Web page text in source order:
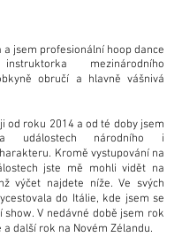
a jsem profesionální hoop dance
mezinárodního
obručí a hlavně vášnivá
od roku 2014 a od té doby jsem
událostech národního i
Kromě vystupování na
jste mě mohli vidět na
výčet najdete níže. Ve svých
do Itálie, kde jsem se
show. V nedávné době jsem rok
další rok na Novém Zélandu.